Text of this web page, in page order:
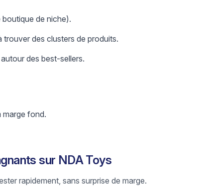
de niche).
des clusters de produits.
des best-sellers.
marge fond.
sur NDA Toys
rapidement, sans surprise de marge.